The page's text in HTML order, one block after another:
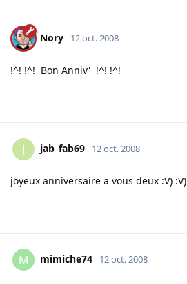
Nory 12 oct. 2008
!^! !^! Bon Anniv' !^! !^!
J jab_fab69 12 oct. 2008
joyeux anniversaire a vous deux :V) :V)
M mimiche74 12 oct. 2008